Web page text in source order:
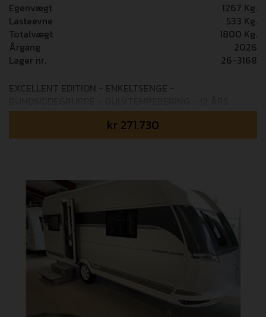
Egenvægt
1267 Kg.
Lasteevne
533 Kg.
Totalvægt
1800 Kg.
Årgang
2026
Lager nr.
26-3168
EXCELLENT EDITION - ENKELTSENGE -
TÆTHEDSTRYGHED Mulighed for tilkøb af 24 mdr+
GOSafe garanti (i alt 4 års garanti) - 6.995,- Mulighed for
tilkøb af 36 mdr+ GOSafe garanti (i alt 5 års garanti) -
rundsiddegruppe i bagenden af vognen, stort køleskab
ved køkkenet og enkeltsenge med lameludtræk til
dobbeltseng i fronten af vognen. Vognen er muligt at
nedveje til 1.500 kg totalvægt. Vognen er
fabriksmonteret med: - 1.800 kg aksel - Sengeudvidelse
til enkeltsenge med ekstra hynde - Gulvtemperering -
Ekstra USB stik - 7" Hobby-touchbetjeningspanel Vi
tager forbehold for eventuelle fejl i opstilling/billede
kr 271.730